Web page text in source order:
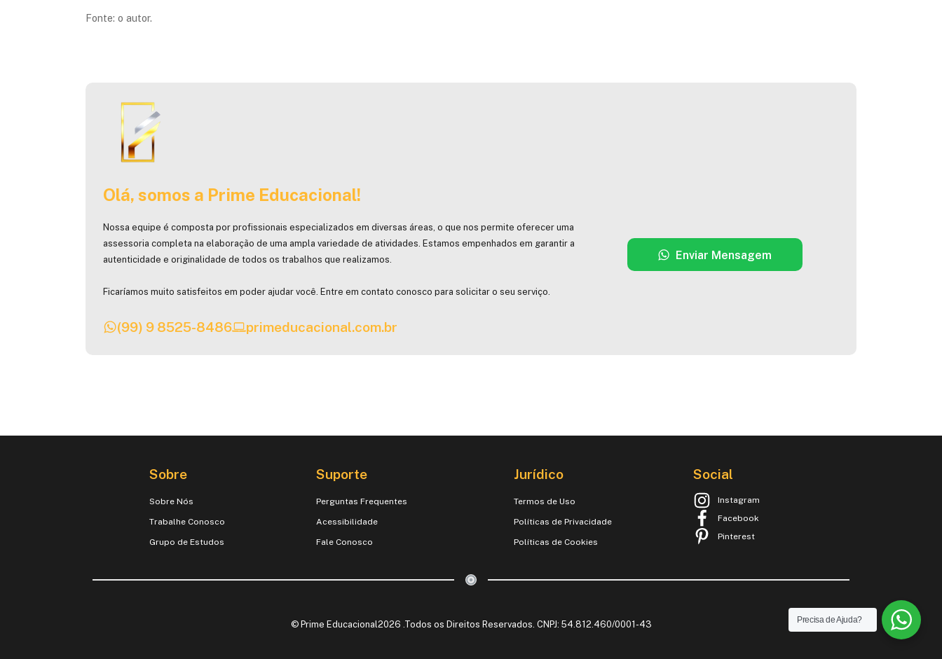
Fonte: o autor.
Olá, somos a Prime Educacional!
Nossa equipe é composta por profissionais especializados em diversas áreas, o que nos permite oferecer uma
assessoria completa na elaboração de uma ampla variedade de atividades. Estamos empenhados em garantir a
autenticidade e originalidade de todos os trabalhos que realizamos.
Ficaríamos muito satisfeitos em poder ajudar você. Entre em contato conosco para solicitar o seu serviço.
(99) 9 8525-8486 primeducacional.com.br
Enviar Mensagem
Sobre
Sobre Nós
Trabalhe Conosco
Grupo de Estudos
Suporte
Perguntas Frequentes
Acessibilidade
Fale Conosco
Jurídico
Termos de Uso
Políticas de Privacidade
Políticas de Cookies
Social
Instagram
Facebook
Pinterest
© Prime Educacional2026 .Todos os Direitos Reservados. CNPJ: 54.812.460/0001-43 Precisa de Ajuda?